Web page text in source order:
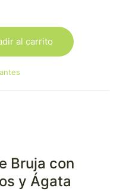
al carrito
Bruja con
y Ágata